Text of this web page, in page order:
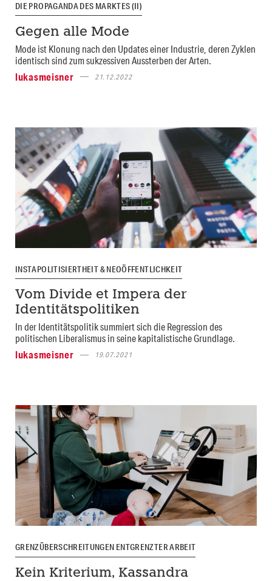
DIE PROPAGANDA DES MARKTES (II)
Gegen alle Mode
Mode ist Klonung nach den Updates einer Industrie, deren Zyklen
identisch sind zum sukzessiven Aussterben der Arten.
lukasmeisner
21.12.2022
INSTAPOLITISIERTHEIT & NEOÖFFENTLICHKEIT
Vom Divide et Impera der
Identitätspolitiken
In der Identitätspolitik summiert sich die Regression des
politischen Liberalismus in seine kapitalistische Grundlage.
lukasmeisner
19.07.2021
GRENZÜBERSCHREITUNGEN ENTGRENZTER ARBEIT
Kein Kriterium, Kassandra